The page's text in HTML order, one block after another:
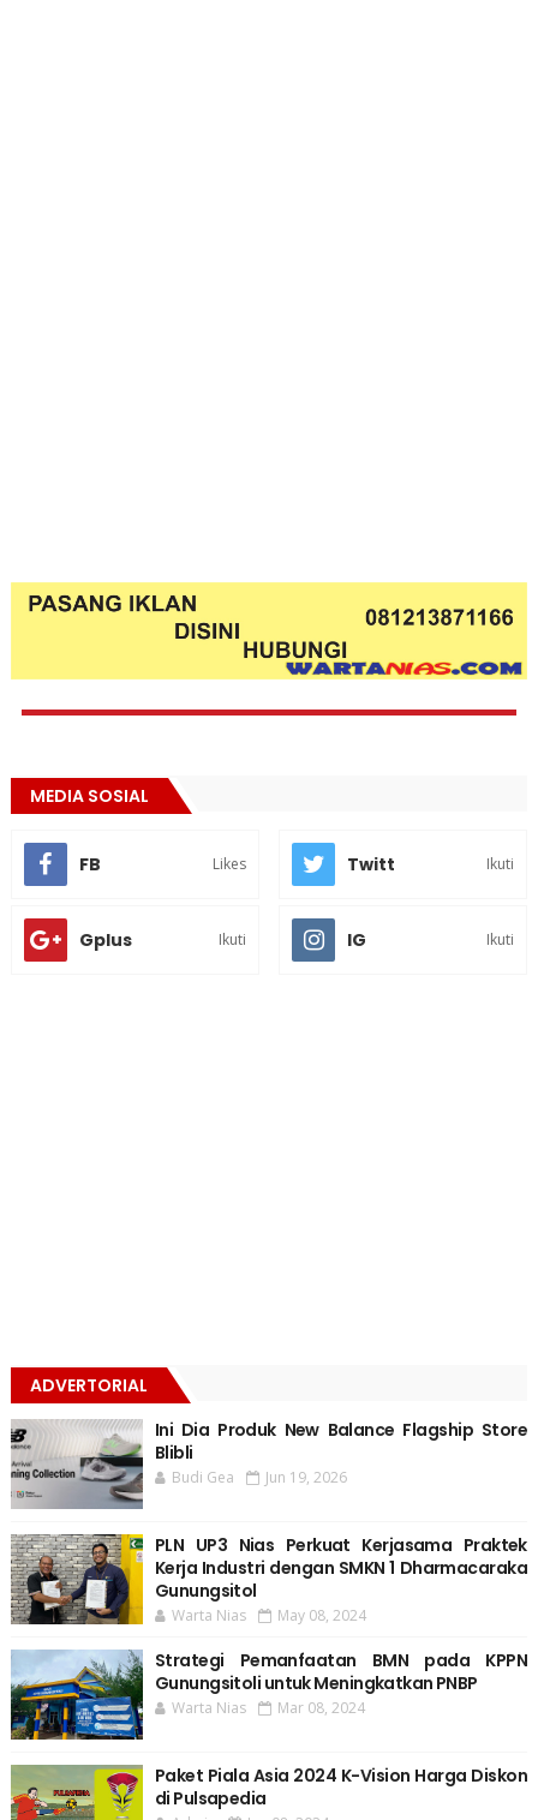
MEDIA SOSIAL
FB Likes Twitt Ikuti
Gplus Ikuti IG Ikuti
ADVERTORIAL
Ini Dia Produk New Balance Flagship Store
Blibli
Budi Gea Jun 19, 2026
PLN UP3 Nias Perkuat Kerjasama Praktek
Kerja Industri dengan SMKN 1 Dharmacaraka
Gunungsitol
Warta Nias May 08, 2024
Strategi Pemanfaatan BMN pada KPPN
Gunungsitoli untuk Meningkatkan PNBP
Warta Nias Mar 08, 2024
Paket Piala Asia 2024 K-Vision Harga Diskon
di Pulsapedia